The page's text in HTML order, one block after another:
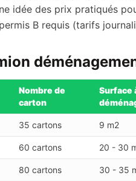
idée des prix pratiqués
B requis (tarifs
Nombre de
carton
Surface
35 cartons 9 m2
60 cartons 20 - 30
80 cartons 30 - 35